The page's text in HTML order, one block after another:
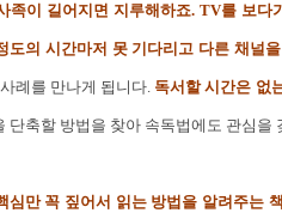
이 길어지면 지루해하죠. TV를 보다
의 시간마저 못 기다리고 다른 채널
례를 만나게 됩니다. 독서할 시간은 없
단축할 방법을 찾아 속독법에도 관심을
심만 꼭 짚어서 읽는 방법을 알려주는